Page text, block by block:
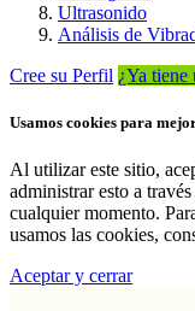
Ultrasonido
Análisis de
Cree su Perfil ¿Ya
Usamos cookies para
Al utilizar este sitio,
administrar esto a
cualquier momento.
usamos las cookies,
Aceptar y cerrar